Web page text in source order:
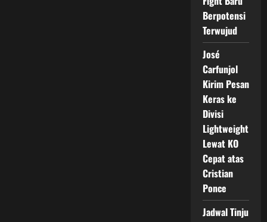
Berpotensi
Terwujud
José
Carfunjol
Kirim Pesan
Keras ke
Divisi
Lightweight
Lewat KO
Cepat atas
Cristian
Ponce
Jadwal Tinju